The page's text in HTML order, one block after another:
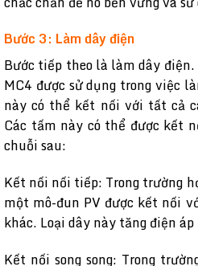
Bước 3: Làm dây điện
Bước tiếp theo là làm dây
MC4 được sử dụng trong việc
này có thể kết nối với tất cả
Các tấm này có thể được kết
chuỗi sau:
Kết nối nối tiếp: Trong trường
một mô-đun PV được kết nối
khác. Loại dây này tăng điện
Kết nối song song: Trong